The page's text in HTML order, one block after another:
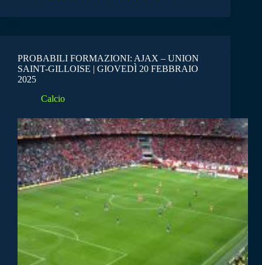
PROBABILI FORMAZIONI: AJAX – UNION
SAINT-GILLOISE | GIOVEDÌ 20 FEBBRAIO
2025
Calcio